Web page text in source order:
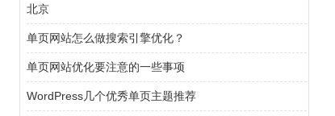
北京
单页网站怎么做搜索引擎优化？
单页网站优化要注意的一些事项
WordPress几个优秀单页主题推荐